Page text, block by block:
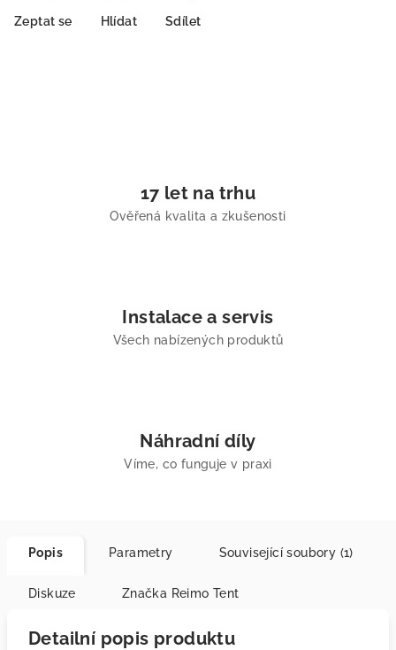
Zeptat se Hlídat Sdílet
17 let na trhu
Ověřená kvalita a zkušenosti
Instalace a servis
Všech nabízených produktů
Náhradní díly
Víme, co funguje v praxi
Popis Parametry Související soubory (1)
Diskuze Značka Reimo Tent
Detailní popis produktu